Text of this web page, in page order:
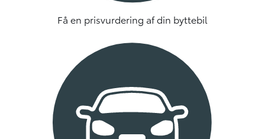
Få en prisvurdering af din byttebil